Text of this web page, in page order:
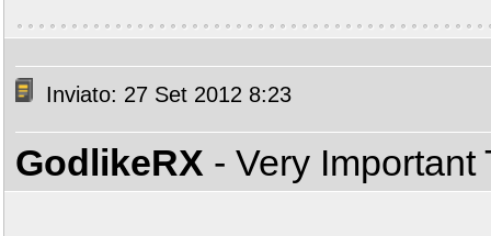
Inviato: 27 Set 2012 8:23
GodlikeRX - Very